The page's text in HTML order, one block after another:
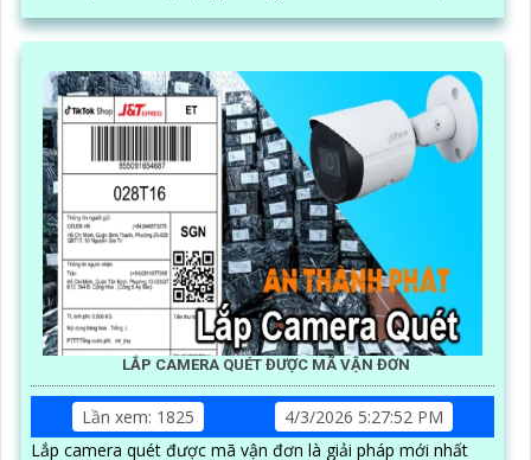
LẮP CAMERA QUÉT ĐƯỢC MÃ VẬN ĐƠN
Lần xem: 1825
4/3/2026 5:27:52 PM
Lắp camera quét được mã vận đơn là giải pháp mới nhất